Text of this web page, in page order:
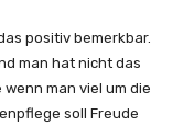
positiv bemerkbar.
man hat nicht das
man viel um die
soll Freude